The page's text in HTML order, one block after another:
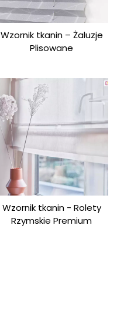
Wzornik tkanin – Żaluzje
Plisowane
Wzornik tkanin - Rolety
Rzymskie Premium